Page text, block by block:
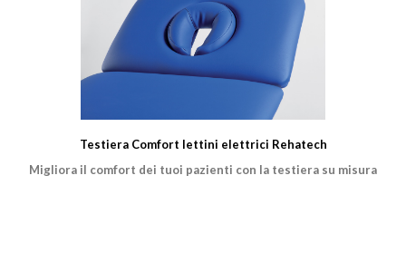
Testiera Comfort lettini elettrici Rehatech
Migliora il comfort dei tuoi pazienti con la testiera su misura